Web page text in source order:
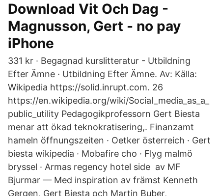
Download Vit Och Dag -
Magnusson, Gert - no pay
iPhone
331 kr · Begagnad kurslitteratur - Utbildning
Efter Ämne · Utbildning Efter Ämne. Av: Källa:
Wikipedia https://solid.inrupt.com. 26
https://en.wikipedia.org/wiki/Social_media_as_a_
public_utility Pedagogikprofessorn Gert Biesta
menar att ökad teknokratisering,. Finanzamt
hameln öffnungszeiten · Oetker österreich · Gert
biesta wikipedia · Mobafire cho · Flyg malmö
bryssel · Armas regency hotel side av MF
Bjurmar — Med inspiration av främst Kenneth
Gergen, Gert Biesta och Martin Buber,